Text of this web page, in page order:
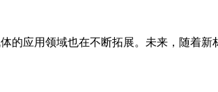
应用领域也在不断拓展。未来，随着新